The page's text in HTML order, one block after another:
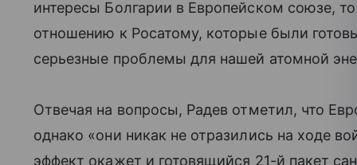
интересы Болгарии в Европейском союзе, то
отношению к Росатому, которые были
серьезные проблемы для нашей атомной
Отвечая на вопросы, Радев отметил, что
однако «они никак не отразились на ходе
эффект окажет и готовящийся 21-й пакет